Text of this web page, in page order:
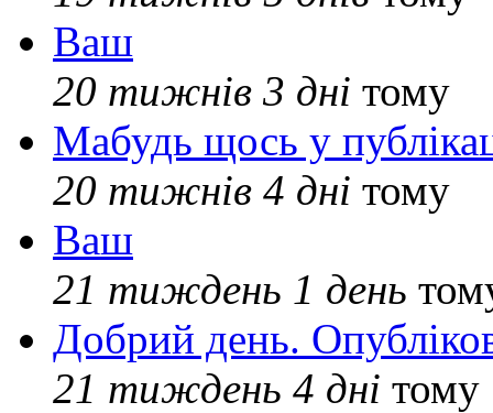
Ваш
20 тижнів 3 дні тому
Мабудь щось у
20 тижнів 4 дні тому
Ваш
21 тиждень 1 день
Добрий день.
21 тиждень 4 дні тому